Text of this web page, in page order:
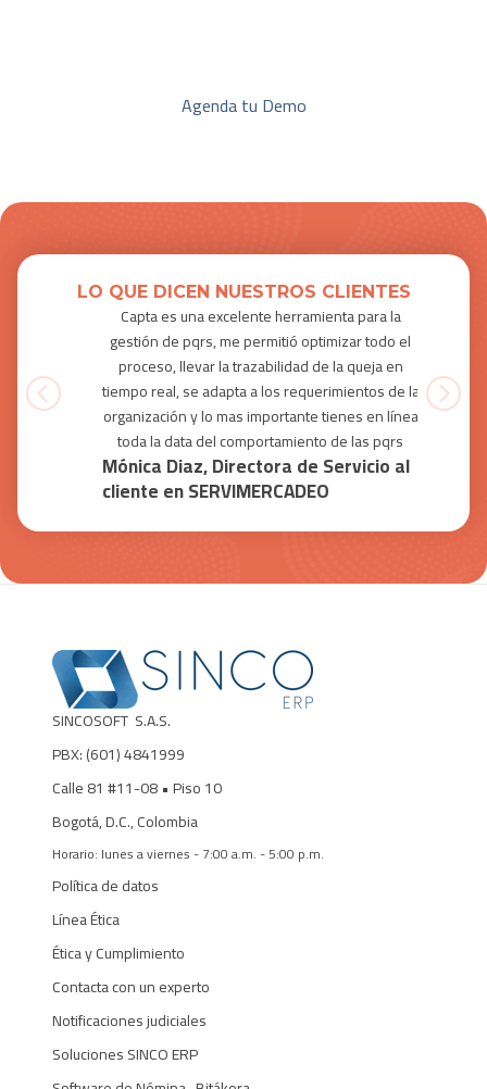
Agenda tu Demo
LO QUE DICEN NUESTROS CLIENTES
Capta es una excelente herramienta para la
gestión de pqrs, me permitió optimizar todo el
proceso, llevar la trazabilidad de la queja en
tiempo real, se adapta a los requerimientos de la
organización y lo mas importante tienes en línea
toda la data del comportamiento de las pqrs
Mónica Diaz, Directora de Servicio al
cliente en SERVIMERCADEO
Los
SINCOSOFT S.A.S.
PBX: (601)4841999
Calle 81 #11-08• Piso 10
Bogotá, D.C., Colombia
Horario: lunes a viernes - 7:00 a.m. - 5:00 p.m.
Política de datos
Línea Ética
Ética y Cumplimiento
Contacta con un experto
Notificaciones judiciales
Soluciones SINCO ERP